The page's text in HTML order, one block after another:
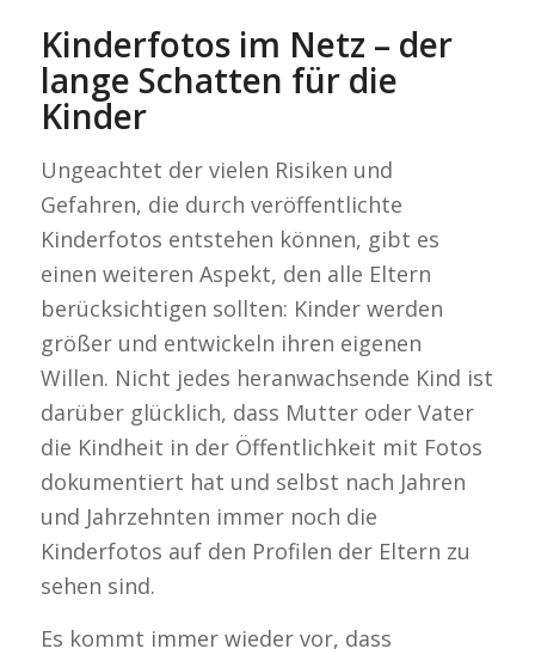
Kinderfotos im Netz – der
lange Schatten für die
Kinder
Ungeachtet der vielen Risiken und
Gefahren, die durch veröffentlichte
Kinderfotos entstehen können, gibt es
einen weiteren Aspekt, den alle Eltern
berücksichtigen sollten: Kinder werden
größer und entwickeln ihren eigenen
Willen. Nicht jedes heranwachsende Kind ist
darüber glücklich, dass Mutter oder Vater
die Kindheit in der Öffentlichkeit mit Fotos
dokumentiert hat und selbst nach Jahren
und Jahrzehnten immer noch die
Kinderfotos auf den Profilen der Eltern zu
sehen sind.
Es kommt immer wieder vor, dass